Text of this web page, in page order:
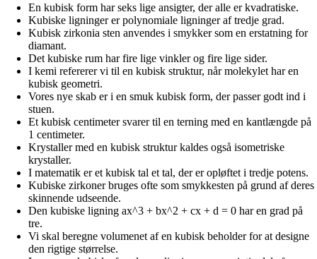
En kubisk form har seks lige ansigter, der alle er kvadratiske.
Kubiske ligninger er polynomiale ligninger af tredje grad.
Kubisk zirkonia sten anvendes i smykker som en erstatning for
diamant.
Det kubiske rum har fire lige vinkler og fire lige sider.
I kemi refererer vi til en kubisk struktur, når molekylet har en
kubisk geometri.
Vores nye skab er i en smuk kubisk form, der passer godt ind i
stuen.
Et kubisk centimeter svarer til en terning med en kantlængde på
1 centimeter.
Krystaller med en kubisk struktur kaldes også isometriske
krystaller.
I matematik er et kubisk tal et tal, der er opløftet i tredje potens.
Kubiske zirkoner bruges ofte som smykkesten på grund af deres
skinnende udseende.
Den kubiske ligning ax^3 + bx^2 + cx + d = 0 har en grad på
tre.
Vi skal beregne volumenet af en kubisk beholder for at designe
den rigtige størrelse.